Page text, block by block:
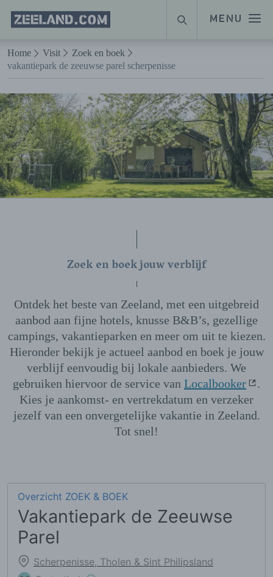
Naar hoofdinhoud
MENU
Homepage
Zeeland.com
ZOEKEN
Home Visit
Zoek en boek
vakantiepark de zeeuwse parel scherpenisse
Zoek en boek jouw verblijf
Ontdek het beste van Zeeland, met een uitgebreid
aanbod aan fijne hotels, knusse B&B’s, gezellige
campings, vakantieparken en meer om uit te kiezen.
Hieronder bekijk je actueel aanbod en boek je jouw
verblijf eenvoudig bij lokale aanbieders. We
gebruiken hiervoor de service van Localbooker
.
Kies je aankomst- en vertrekdatum en verzeker
jezelf van een onvergetelijke vakantie in Zeeland.
Tot snel!